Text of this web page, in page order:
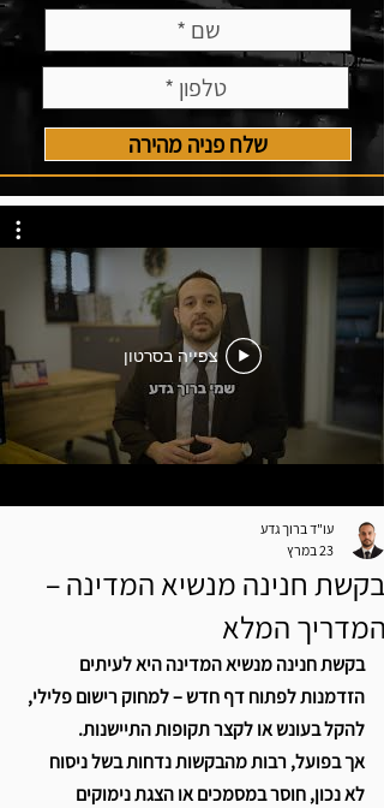
שלח פניה מהירה
צפייה בסרטון
בקשת חנינה מנשיא המדינה –
המדריך המלא
עו"ד ברוך גדע
23 במרץ
בקשת חנינה מנשיא המדינה היא לעיתים
הזדמנות לפתוח דף חדש – למחוק רישום פלילי,
להקל בעונש או לקצר תקופות התיישנות.
אך בפועל, רבות מהבקשות נדחות בשל ניסוח
לא נכון, חוסר במסמכים או הצגת נימוקים